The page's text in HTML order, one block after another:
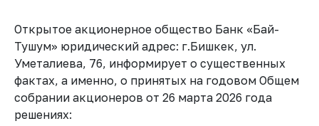
Открытое акционерное общество Банк «Бай-
Тушум» юридический адрес: г.Бишкек, ул.
Уметалиева, 76, информирует о существенных
фактах, а именно, о принятых на годовом Общем
собрании акционеров от 26 марта 2026 года
решениях: